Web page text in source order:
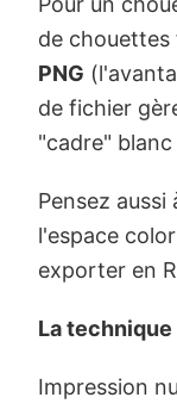
de
PNG
de fichier
"cadre"
Pensez
l'espace
exporter en
La
Impression